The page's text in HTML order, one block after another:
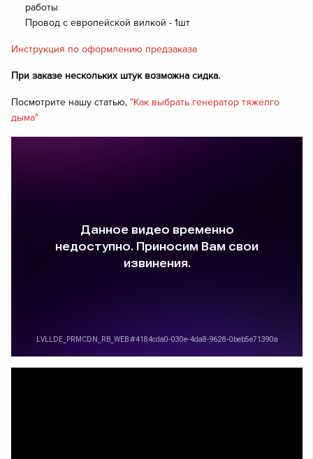
работы
Провод с европейской вилкой - 1шт
Инструкция по оформлению предзаказа
При заказе нескольких штук возможна сидка.
Посмотрите нашу статью, "Как выбрать генератор тяжелго
дыма"